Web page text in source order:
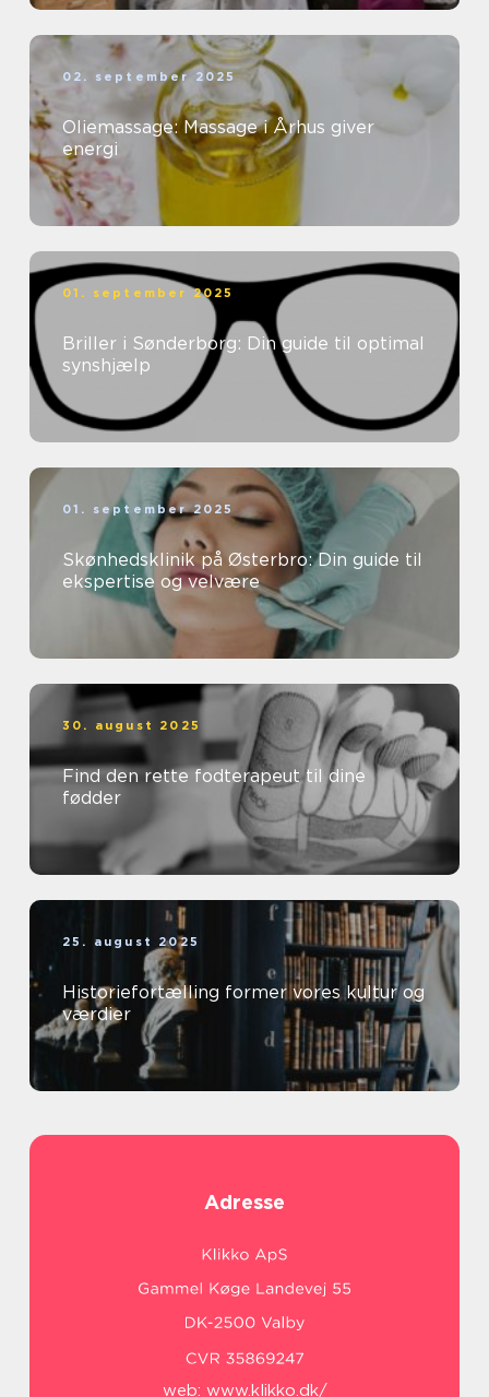
02. september 2025
Oliemassage: Massage i Århus giver
energi
01. september 2025
Briller i Sønderborg: Din guide til optimal
synshjælp
01. september 2025
Skønhedsklinik på Østerbro: Din guide til
ekspertise og velvære
30. august 2025
Find den rette fodterapeut til dine
fødder
25. august 2025
Historiefortælling former vores kultur og
værdier
Adresse
web: www.klikko.dk/